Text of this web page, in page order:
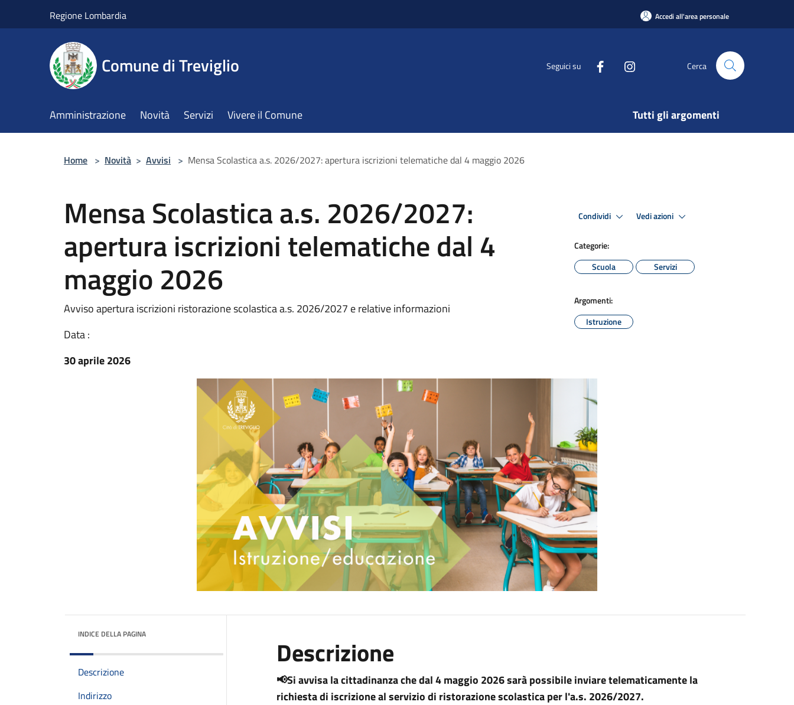
Regione Lombardia Accedi all'area personale
Comune di Treviglio Seguici su Cerca
Amministrazione Novità Servizi Vivere il Comune Tutti gli argomenti
Home > Novità > Avvisi > Mensa Scolastica a.s. 2026/2027: apertura iscrizioni telematiche dal 4 maggio 2026
Mensa Scolastica a.s. 2026/2027:
apertura iscrizioni telematiche dal 4
maggio 2026
Avviso apertura iscrizioni ristorazione scolastica a.s. 2026/2027 e relative informazioni
Data :
30 aprile 2026
Condividi Vedi azioni
Categorie:
Scuola
Servizi
Argomenti:
Istruzione
INDICE DELLA PAGINA
Descrizione
Indirizzo
Descrizione
📢Si avvisa la cittadinanza che dal 4 maggio 2026 sarà possibile inviare telematicamente la
richiesta di iscrizione al servizio di ristorazione scolastica per l'a.s. 2026/2027.